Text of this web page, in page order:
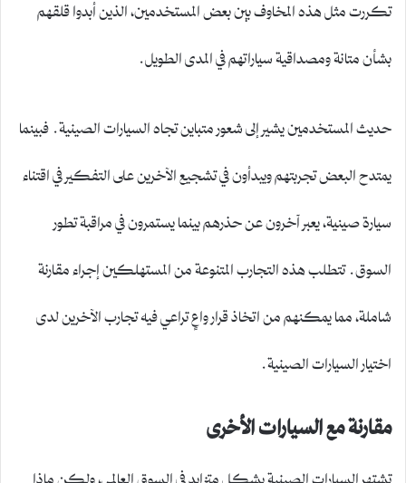
تكررت مثل هذه المخاوف بين بعض المستخدمين، الذين أبدوا قلقهم
بشأن متانة ومصداقية سياراتهم في المدى الطويل.
حديث المستخدمين يشير إلى شعور متباين تجاه السيارات الصينية. فبينما
يمتدح البعض تجربتهم ويبدأون في تشجيع الآخرين على التفكير في اقتناء
سيارة صينية، يعبر آخرون عن حذرهم بينما يستمرون في مراقبة تطور
السوق. تتطلب هذه التجارب المتنوعة من المستهلكين إجراء مقارنة
شاملة، مما يمكنهم من اتخاذ قرار واعٍ تراعي فيه تجارب الآخرين لدى
اختيار السيارات الصينية.
مقارنة مع السيارات الأخرى